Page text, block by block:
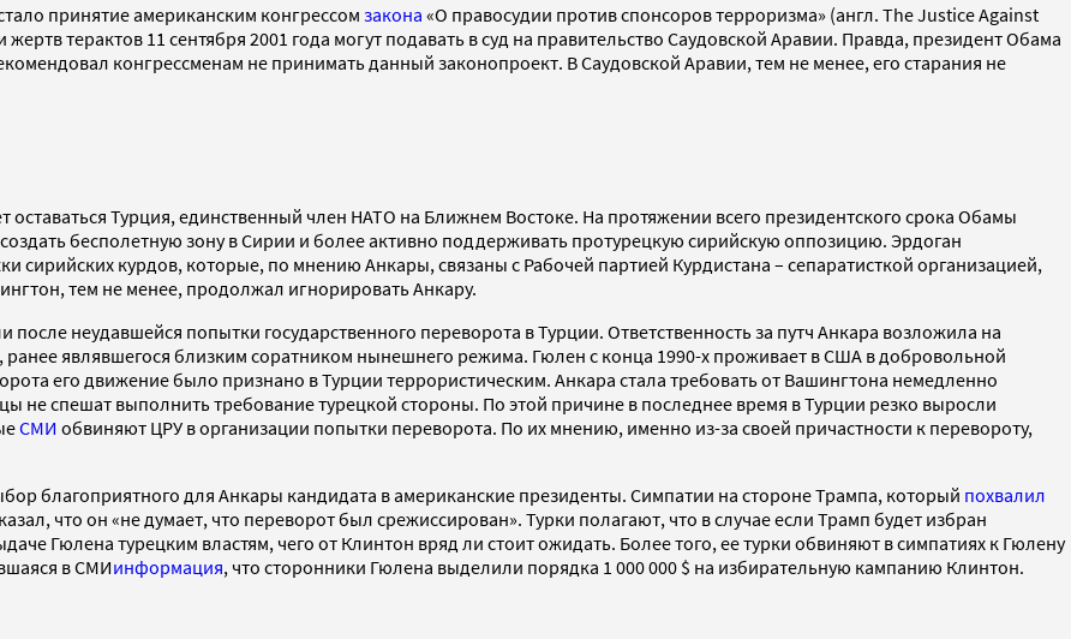
принятие американским конгрессом закона «О правосудии против спонсоров терроризма» (англ. The Justice Against
терактов 11 сентября 2001 года могут подавать в суд на правительство Саудовской Аравии. Правда, президент Обама
конгрессменам не принимать данный законопроект. В Саудовской Аравии, тем не менее, его старания не
Турция, единственный член НАТО на Ближнем Востоке. На протяжении всего президентского срока Обамы
бесполетную зону в Сирии и более активно поддерживать протурецкую сирийскую оппозицию. Эрдоган
сирийских курдов, которые, по мнению Анкары, связаны с Рабочей партией Курдистана – сепаратисткой организацией,
тем не менее, продолжал игнорировать Анкару.
неудавшейся попытки государственного переворота в Турции. Ответственность за путч Анкара возложила на
являвшегося близким соратником нынешнего режима. Гюлен с конца 1990-х проживает в США в добровольной
его движение было признано в Турции террористическим. Анкара стала требовать от Вашингтона немедленно
не спешат выполнить требование турецкой стороны. По этой причине в последнее время в Турции резко выросли
СМИ обвиняют ЦРУ в организации попытки переворота. По их мнению, именно из-за своей причастности к перевороту,
благоприятного для Анкары кандидата в американские президенты. Симпатии на стороне Трампа, который похвалил
что он «не думает, что переворот был срежиссирован». Турки полагают, что в случае если Трамп будет избран
Гюлена турецким властям, чего от Клинтон вряд ли стоит ожидать. Более того, ее турки обвиняют в симпатиях к Гюлену
в СМИинформация, что сторонники Гюлена выделили порядка 1 000 000 $ на избирательную кампанию Клинтон.